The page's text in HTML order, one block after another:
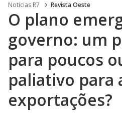
Noticias R7 Revista Oeste
O plano
governo: um
para poucos
paliativo para
exportações?